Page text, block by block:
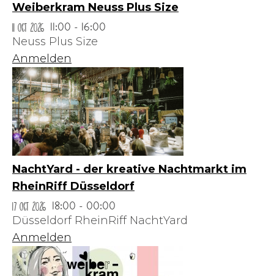
Weiberkram Neuss Plus Size
11 Oct 2026
11:00 - 16:00
Neuss Plus Size
Anmelden
NachtYard - der kreative Nachtmarkt im
RheinRiff Düsseldorf
17 Oct 2026
18:00 - 00:00
Düsseldorf RheinRiff NachtYard
Anmelden